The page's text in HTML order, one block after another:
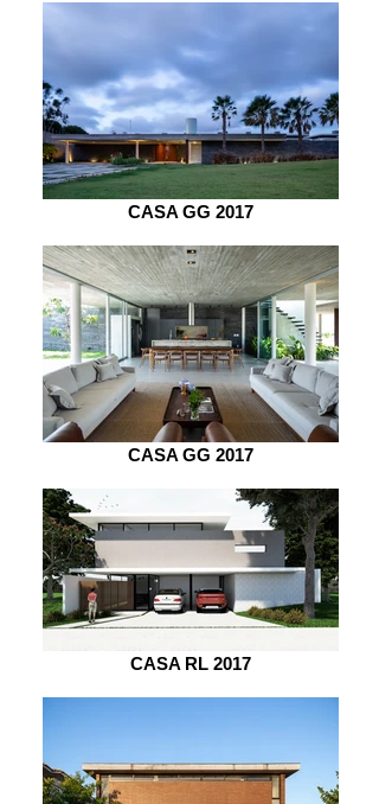
CASA GG 2017
CASA GG 2017
CASA RL 2017